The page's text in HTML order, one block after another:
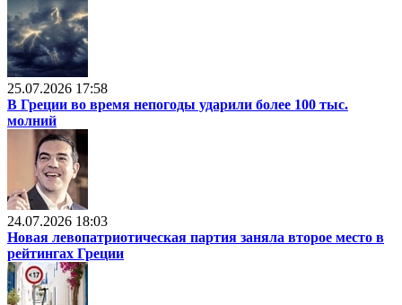
25.07.2026 17:58
В Греции во время непогоды ударили более 100 тыс.
молний
24.07.2026 18:03
Новая левопатриотическая партия заняла второе место в
рейтингах Греции